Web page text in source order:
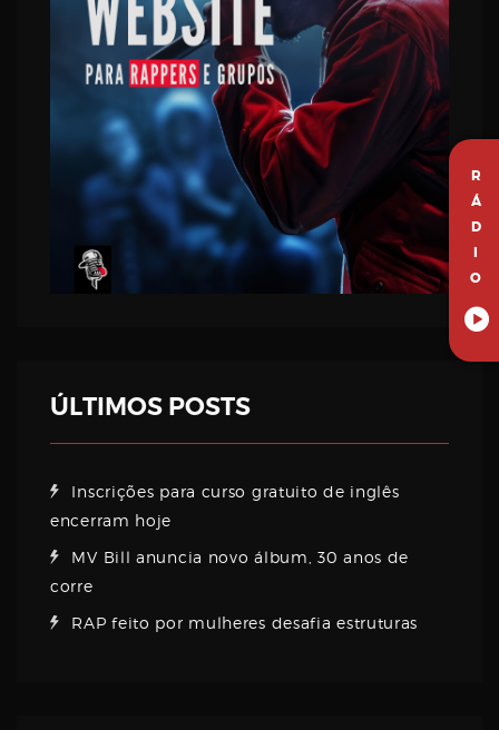
R
Á
D
I
O
ÚLTIMOS POSTS
Inscrições para curso gratuito de inglês
encerram hoje
MV Bill anuncia novo álbum, 30 anos de
corre
RAP feito por mulheres desafia estruturas